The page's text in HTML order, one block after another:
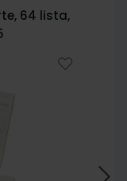
64 lista,